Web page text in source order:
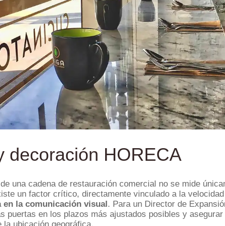
decoración HORECA
una cadena de restauración comercial no se mide
un factor crítico, directamente vinculado a la
en la comunicación visual. Para un Director de
puertas en los plazos más ajustados posibles y